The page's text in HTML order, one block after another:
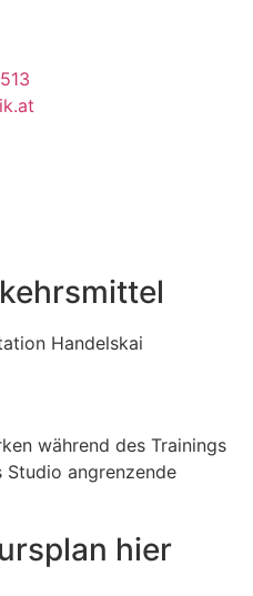
Handelskai
während des Trainings
angrenzende
hier